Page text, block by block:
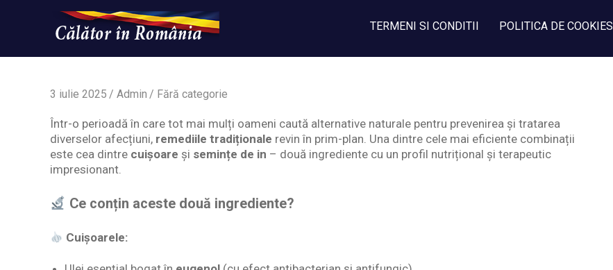
Calatorinromania
WordPress
TERMENI SI CONDITII POLITICA DE COOKIES
3 iulie 2025 Admin Fără categorie
Într-o perioadă în care tot mai mulți oameni caută alternative naturale pentru prevenirea și tratarea
diverselor afecțiuni, remediile tradiționale revin în prim-plan. Una dintre cele mai eficiente combinații
este cea dintre cuișoare și semințe de in – două ingrediente cu un profil nutrițional și terapeutic
impresionant.
Ce conțin aceste două ingrediente?
Cuișoarele: